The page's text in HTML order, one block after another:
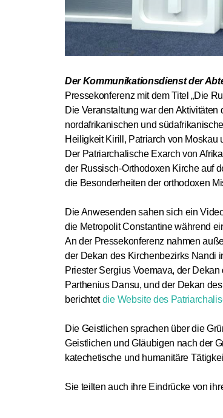
Der Kommunikationsdienst der
Pressekonferenz mit dem Titel „Die
Die Veranstaltung war den
nordafrikanischen und
Heiligkeit Kirill, Patriarch von Moskau
Der Patriarchalische Exarch von
der Russisch-Orthodoxen Kirche auf
die Besonderheiten der orthodoxen
Die Anwesenden sahen sich ein
die Metropolit Constantine während
An der Pressekonferenz nahmen
der Dekan des Kirchenbezirks Nandi
Priester Sergius Voemava, der
Parthenius Dansu, und der Dekan
berichtetdie Website des
Die Geistlichen sprachen über die
Geistlichen und Gläubigen nach der
katechetische und humanitäre
Sie teilten auch ihre Eindrücke von